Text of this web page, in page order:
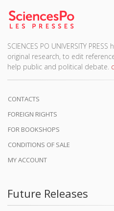
SCIENCES PO UNIVERSITY
original research, to edit
help public and political debate.
CONTACTS
FOREIGN RIGHTS
FOR BOOKSHOPS
CONDITIONS OF SALE
MY ACCOUNT
Future Releases